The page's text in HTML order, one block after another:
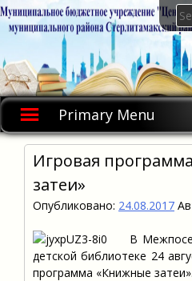
Skip
to
Primary Menu
for:
Игровая
затеи»
Опубликовано: 24.08.2017
В
детской библиотеке 24
программа «Книжные затеи».